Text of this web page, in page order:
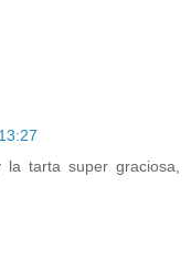
tarta super graciosa,